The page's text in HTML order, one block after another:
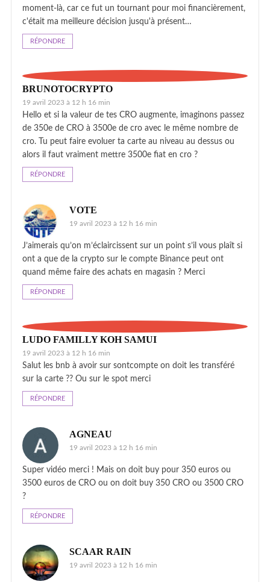
moment-là, car ce fut un tournant pour moi financièrement,
c'était ma meilleure décision jusqu'à présent…
RÉPONDRE
BRUNOTOCRYPTO
19 avril 2023 à 12 h 16 min
Hello et si la valeur de tes CRO augmente, imaginons passez
de 350e de CRO à 3500e de cro avec le même nombre de
cro. Tu peut faire evoluer ta carte au niveau au dessus ou
alors il faut vraiment mettre 3500e fiat en cro ?
RÉPONDRE
VOTE
19 avril 2023 à 12 h 16 min
J’aimerais qu’on m’éclaircissent sur un point s’il vous plaît si
ont a que de la crypto sur le compte Binance peut ont
quand même faire des achats en magasin ? Merci
RÉPONDRE
LUDO FAMILLY KOH SAMUI
19 avril 2023 à 12 h 16 min
Salut les bnb à avoir sur sontcompte on doit les transféré
sur la carte ?? Ou sur le spot merci
RÉPONDRE
AGNEAU
19 avril 2023 à 12 h 16 min
Super vidéo merci ! Mais on doit buy pour 350 euros ou
3500 euros de CRO ou on doit buy 350 CRO ou 3500 CRO
?
RÉPONDRE
SCAAR RAIN
19 avril 2023 à 12 h 16 min